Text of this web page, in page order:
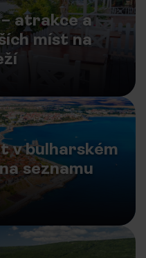
atrakce a
míst na
v bulharském
seznamu